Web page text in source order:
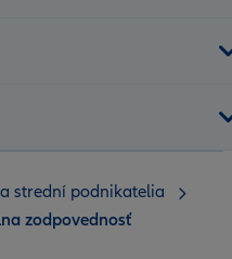
strední podnikatelia
zodpovednosť